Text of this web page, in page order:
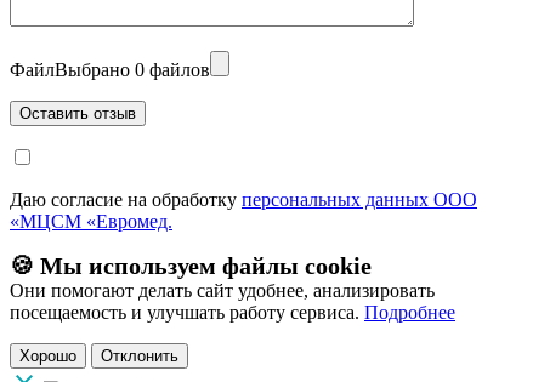
ФайлВыбрано 0 файлов
Даю согласие на обработку персональных данных ООО
«МЦСМ «Евромед.
🍪 Мы используем файлы cookie
Они помогают делать сайт удобнее, анализировать
посещаемость и улучшать работу сервиса. Подробнее
Хорошо Отклонить